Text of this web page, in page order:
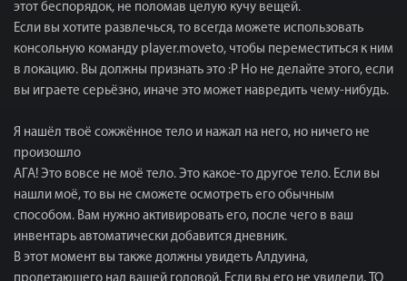
этот беспорядок, не поломав целую кучу вещей.
Если вы хотите развлечься, то всегда можете использовать
консольную команду player.moveto, чтобы переместиться к ним
в локацию. Вы должны признать это :P Но не делайте этого, если
вы играете серьёзно, иначе это может навредить чему-нибудь.
Я нашёл твоё сожжённое тело и нажал на него, но ничего не
произошло
АГА! Это вовсе не моё тело. Это какое-то другое тело. Если вы
нашли моё, то вы не сможете осмотреть его обычным
способом. Вам нужно активировать его, после чего в ваш
инвентарь автоматически добавится дневник.
В этот момент вы также должны увидеть Алдуина,